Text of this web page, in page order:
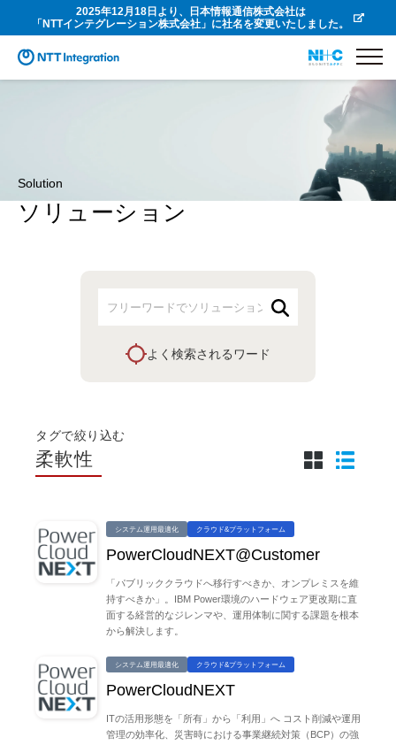
2025年12月18日より、日本情報通信株式会社は
「NTTインテグレーション株式会社」に社名を変更いたしました。
Solution
ソリューション
よく検索されるワード
タグで絞り込む
柔軟性
システム運用最適化 クラウド&プラットフォーム
PowerCloudNEXT@Customer
「パブリッククラウドへ移行すべきか、オンプレミスを維
持すべきか」。IBM Power環境のハードウェア更改期に直
面する経営的なジレンマや、運用体制に関する課題を根本
から解決します。
システム運用最適化 クラウド&プラットフォーム
PowerCloudNEXT
ITの活用形態を「所有」から「利用」へ コスト削減や運用
管理の効率化、災害時における事業継続対策（BCP）の強